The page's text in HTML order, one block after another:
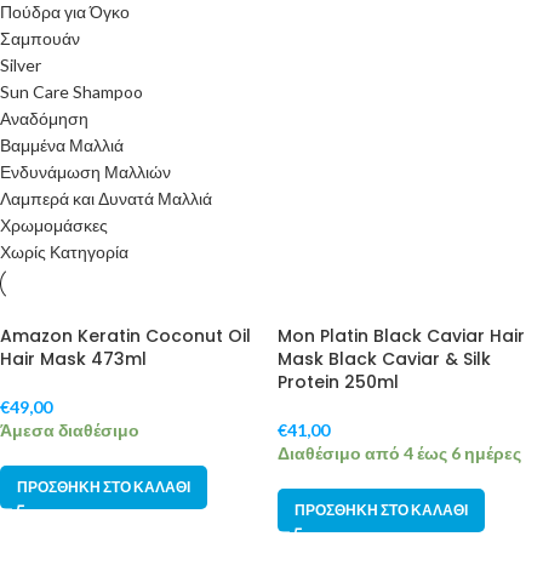
Πούδρα για Όγκο
Σαμπουάν
Silver
Sun Care Shampoo
Αναδόμηση
Βαμμένα Μαλλιά
Ενδυνάμωση Μαλλιών
Λαμπερά και Δυνατά Μαλλιά
Χρωμομάσκες
Χωρίς Κατηγορία
Amazon Keratin Coconut Oil
Hair Mask 473ml
€49,00
Άμεσα διαθέσιμο
ΠΡΟΣΘΉΚΗ ΣΤΟ ΚΑΛΆΘΙ
Mon Platin Black Caviar Hair
Mask Black Caviar & Silk
Protein 250ml
€41,00
Διαθέσιμο από 4 έως 6 ημέρες
ΠΡΟΣΘΉΚΗ ΣΤΟ ΚΑΛΆΘΙ